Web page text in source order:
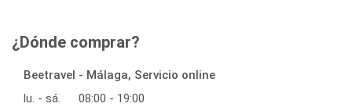
¿Dónde comprar?
Beetravel - Málaga, Servicio online
lu. - sá.
08:00 - 19:00